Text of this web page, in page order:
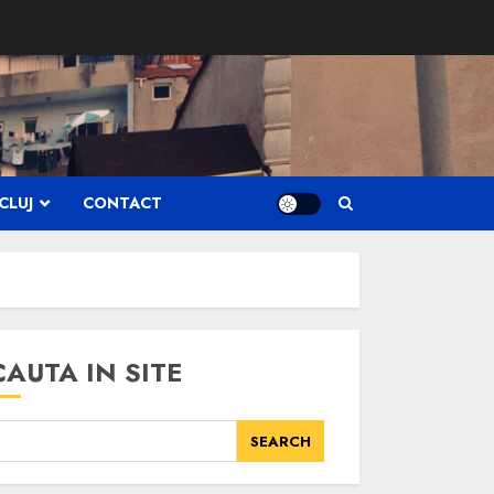
CONTACT
IN SITE
SEARCH